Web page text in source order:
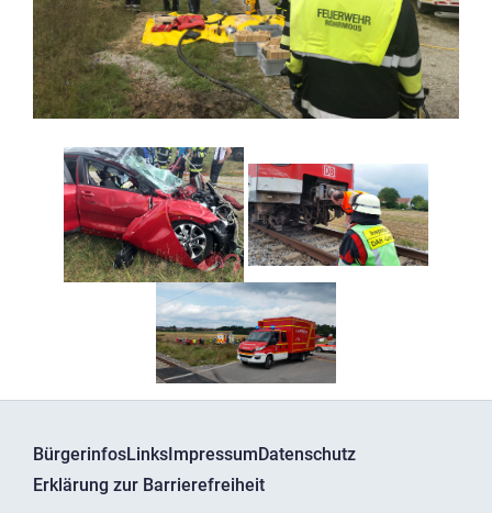
BürgerinfosLinks Impressum Datenschutz
Erklärung zur Barrierefreiheit